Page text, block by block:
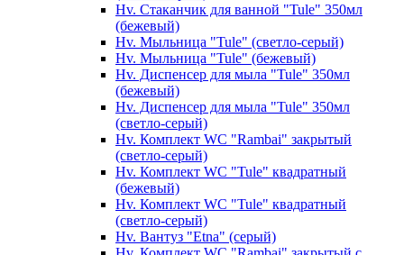
Hv. Стаканчик для ванной "Tule" 350мл
(бежевый)
Hv. Мыльница "Tule" (светло-серый)
Hv. Мыльница "Tule" (бежевый)
Hv. Диспенсер для мыла "Tule" 350мл
(бежевый)
Hv. Диспенсер для мыла "Tule" 350мл
(светло-серый)
Hv. Комплект WC "Rambai" закрытый
(светло-серый)
Hv. Комплект WC "Tule" квадратный
(бежевый)
Hv. Комплект WC "Tule" квадратный
(светло-серый)
Hv. Вантуз "Etna" (серый)